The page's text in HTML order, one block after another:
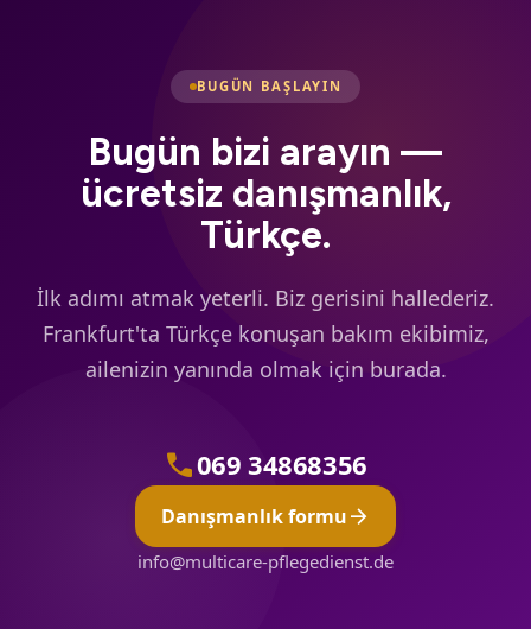
BUGÜN BAŞLAYIN
Bugün bizi arayın —
ücretsiz danışmanlık,
Türkçe.
İlk adımı atmak yeterli. Biz gerisini hallederiz.
Frankfurt'ta Türkçe konuşan bakım ekibimiz,
ailenizin yanında olmak için burada.
call069 34868356
Danışmanlık formuarrow_forward
info@multicare-pflegedienst.de